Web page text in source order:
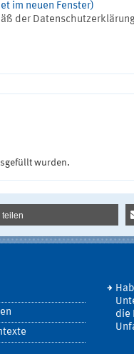
im neuen Fenster)
der
wurden.
teilen
die